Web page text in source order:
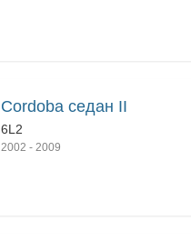
Cordoba седан II
6L2
2002 - 2009